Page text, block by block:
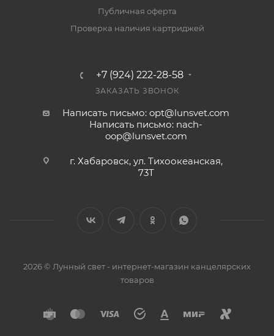
Публичная оферта
Проверка наличия картриджей
+7 (924) 222-28-58
ЗАКАЗАТЬ ЗВОНОК
Написать письмо: opt@lunsvet.com
Написать письмо: nach-
oop@lunsvet.com
г. Хабаровск, ул. Тихоокеанская,
73Т
2026 © Лунный свет - интернет-магазин канцелярских
товаров